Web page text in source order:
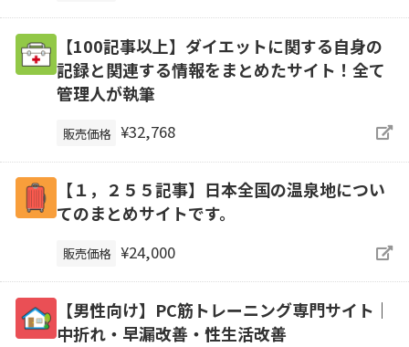
【100記事以上】ダイエットに関する自身の
記録と関連する情報をまとめたサイト！全て
管理人が執筆
販売価格 ¥32,768
【１，２５５記事】日本全国の温泉地につい
てのまとめサイトです。
販売価格 ¥24,000
【男性向け】PC筋トレーニング専門サイト｜
中折れ・早漏改善・性生活改善